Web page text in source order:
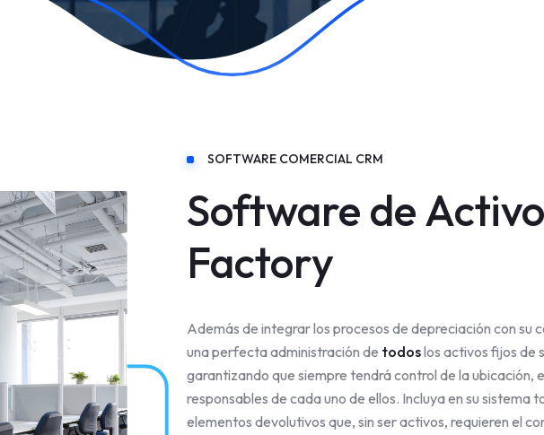
SOFTWARE COMERCIAL CRM
Software de
Factory
Además de integrar los procesos de depreciación con su
una perfecta administración de todoslos activos fijos de
garantizando que siempre tendrá control de la ubicación,
responsables de cada uno de ellos. Incluya en su sistema
elementos devolutivos que, sin ser activos, requieren el